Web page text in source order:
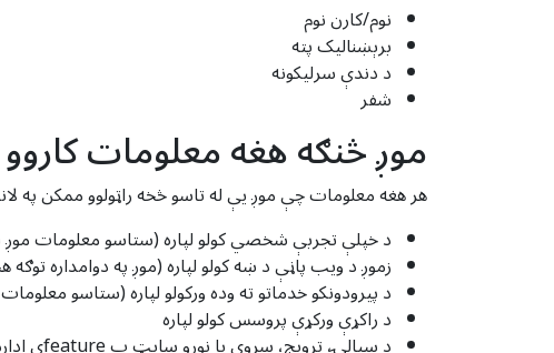
نوم/کارن نوم
برېښنالیک پته
د دندې سرلیکونه
شفر
موږ څنګه هغه معلومات
هر هغه معلومات چې موږ یې له تاسو څخه راټولوو ممکن په
د خپلې تجربې شخصي کولو لپاره (ستاسو معلومات
زموږ د ویب پاڼې د ښه کولو لپاره (موږ په دوامداره
د پیرودونکو خدماتو ته وده ورکولو لپاره (ستاسو
د راکړې ورکړې پروسس کولو لپاره